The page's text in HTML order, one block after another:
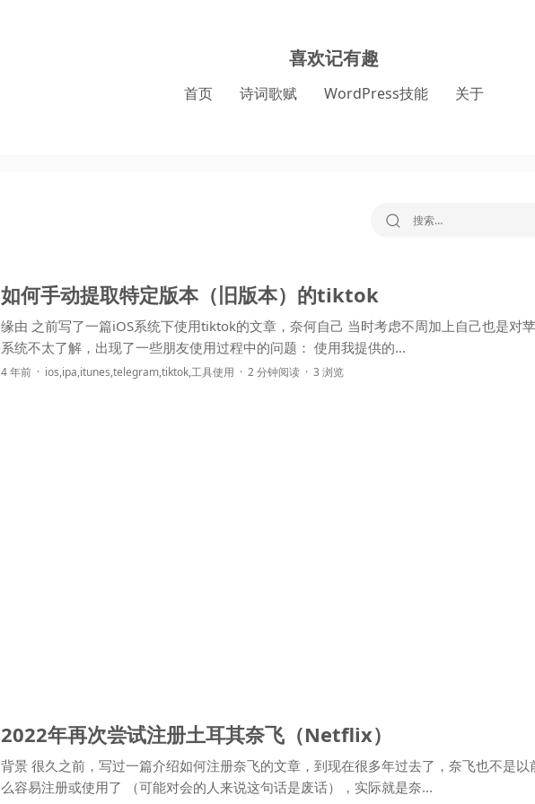
喜欢记有趣
首页 诗词歌赋 WordPress技能 关于
搜索：
如何手动提取特定版本（旧版本）的tiktok
缘由 之前写了一篇iOS系统下使用tiktok的文章，奈何自己 当时考虑不周加上自己也是对苹果的
系统不太了解，出现了一些朋友使用过程中的问题： 使用我提供的...
4 年前 ios,ipa,itunes,telegram,tiktok,工具使用 2 分钟阅读 3 浏览
2022年再次尝试注册土耳其奈飞（Netflix）
背景 很久之前，写过一篇介绍如何注册奈飞的文章，到现在很多年过去了，奈飞也不是以
么容易注册或使用了 （可能对会的人来说这句话是废话），实际就是奈...